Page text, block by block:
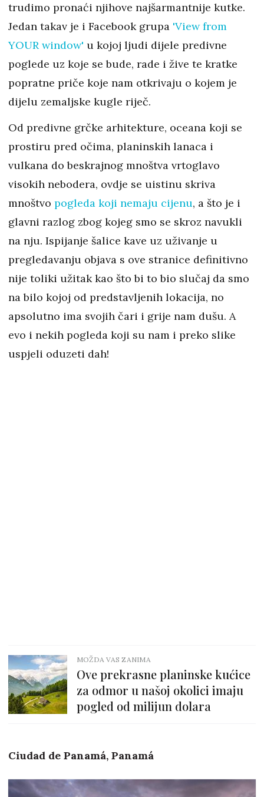
trudimo pronaći njihove najšarmantnije kutke.
Jedan takav je i Facebook grupa 'View from
YOUR window' u kojoj ljudi dijele predivne
poglede uz koje se bude, rade i žive te kratke
popratne priče koje nam otkrivaju o kojem je
dijelu zemaljske kugle riječ.
Od predivne grčke arhitekture, oceana koji se
prostiru pred očima, planinskih lanaca i
vulkana do beskrajnog mnoštva vrtoglavo
visokih nebodera, ovdje se uistinu skriva
mnoštvo pogleda koji nemaju cijenu, a što je i
glavni razlog zbog kojeg smo se skroz navukli
na nju. Ispijanje šalice kave uz uživanje u
pregledavanju objava s ove stranice definitivno
nije toliki užitak kao što bi to bio slučaj da smo
na bilo kojoj od predstavljenih lokacija, no
apsolutno ima svojih čari i grije nam dušu. A
evo i nekih pogleda koji su nam i preko slike
uspjeli oduzeti dah!
MOŽDA VAS ZANIMA
Ove prekrasne planinske kućice
za odmor u našoj okolici imaju
pogled od milijun dolara
Ciudad de Panamá, Panamá